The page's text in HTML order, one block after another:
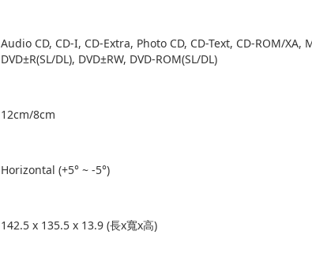
Audio CD, CD-I, CD-Extra, Photo CD, CD-Text, CD-ROM/XA,
DVD±R(SL/DL), DVD±RW, DVD-ROM(SL/DL)
12cm/8cm
Horizontal (+5° ~ -5°)
142.5 x 135.5 x 13.9 (長x寬x高)